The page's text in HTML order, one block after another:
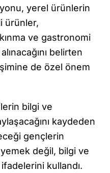
yerel ürünlerin
ürünler,
ve gastronomi
belirten
de özel önem
bilgi ve
kaydeden
gençlerin
değil, bilgi ve
kullandı.